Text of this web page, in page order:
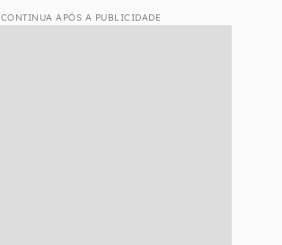
CONTINUA APÓS A PUBLICIDADE